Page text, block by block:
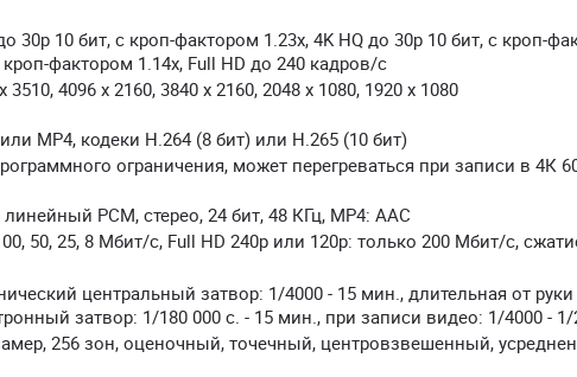
30р 10 бит, с кроп-фактором 1.23x, 4K HQ до 30р 10 бит, с кроп-
кроп-фактором 1.14x, Full HD до 240 кадров/с
3510, 4096 x 2160, 3840 x 2160, 2048 x 1080, 1920 x 1080
MP4, кодеки H.264 (8 бит) или H.265 (10 бит)
ограничения, может перегреваться при записи в 4К
линейный РСМ, стерео, 24 бит, 48 КГц, MP4: AAC
50, 25, 8 Мбит/с, Full HD 240р или 120р: только 200 Мбит/с,
центральный затвор: 1/4000 - 15 мин., длительная от
затвор: 1/180 000 с. - 15 мин., при записи видео: 1/4000 - 1/
256 зон, оценочный, точечный, центровзвешенный,